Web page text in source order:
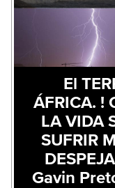
El
ÁFRICA. !
LA VIDA
SUFRIR
Gavin